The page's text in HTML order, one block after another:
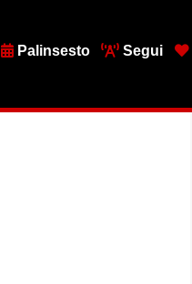
Palinsesto Segui